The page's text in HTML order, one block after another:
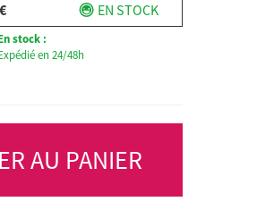
EN STOCK
stock :
en 24/48h
AU PANIER